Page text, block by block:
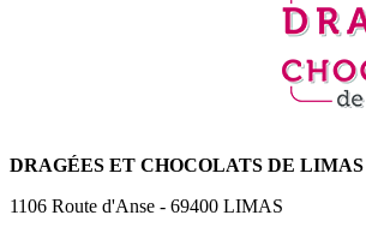
DRAGÉES ET CHOCOLATS DE LIMAS
1106 Route d'Anse - 69400 LIMAS